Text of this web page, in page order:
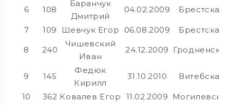
6 108
Баранчук
Дмитрий
04.02.2009 Брестская
7 109 Шевчук Егор 06.08.2009 Брестская
8 240
Чишевский
Иван
24.12.2009 Гродненская
9 145
Федюк
Кирилл
31.10.2010 Витебская
10 362 Ковалев Егор 11.02.2009